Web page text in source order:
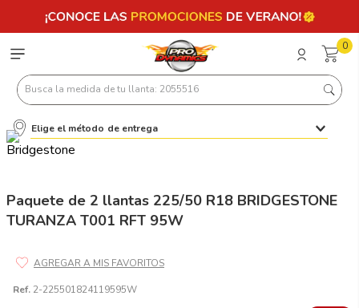
0
Busca la medida de tu llanta: 2055516
Elige el método de entrega
Paquete de 2 llantas 225/50 R18 BRIDGESTONE
TURANZA T001 RFT 95W
Ref. 2-225501824119595W
Términos más buscados
2
3